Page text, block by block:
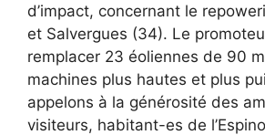
d’impact, concernant le
et Salvergues (34). Le
remplacer 23 éoliennes de 90
machines plus hautes et plus
appelons à la générosité des
visiteurs, habitant-es de